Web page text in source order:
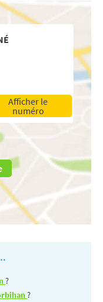
Afficher le
numéro
?
?